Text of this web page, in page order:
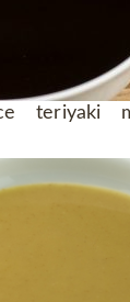
teriyaki